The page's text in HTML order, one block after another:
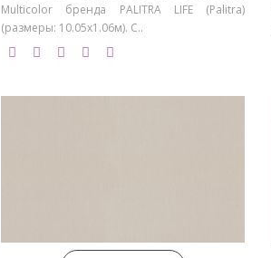
Multicolor бренда PALITRA LIFE (Palitra)
(размеры: 10.05х1.06м). С..